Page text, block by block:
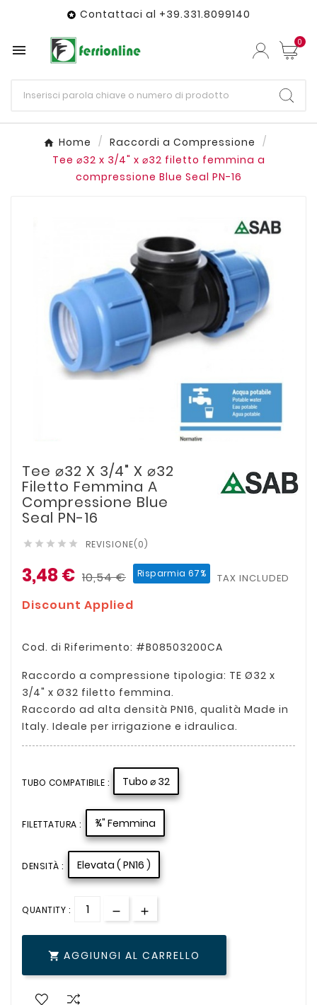
 Contattaci al +39.331.8099140
 0
Home
Raccordi a Compressione
Tee ⌀32 x 3/4" x ⌀32 filetto femmina a
compressione Blue Seal PN-16
Tee ⌀32 X 3/4" X ⌀32
Filetto Femmina A
Compressione Blue
Seal PN-16
     REVISIONE(0)
3,48 € 10,54 € Risparmia 67% TAX INCLUDED
Discount Applied
Cod. di Riferimento: #B08503200CA
Raccordo a compressione tipologia: TE Ø32 x
3/4" x Ø32 filetto femmina.
Raccordo ad alta densità PN16, qualità Made in
Italy. Ideale per irrigazione e idraulica.
TUBO COMPATIBILE : Tubo ⌀ 32
FILETTATURA : ¾" Femmina
DENSITÀ : Elevata ( PN16 )
QUANTITY :
 AGGIUNGI AL CARRELLO